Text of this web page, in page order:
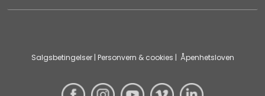
Salgsbetingelser| Personvern & cookies | Åpenhetsloven